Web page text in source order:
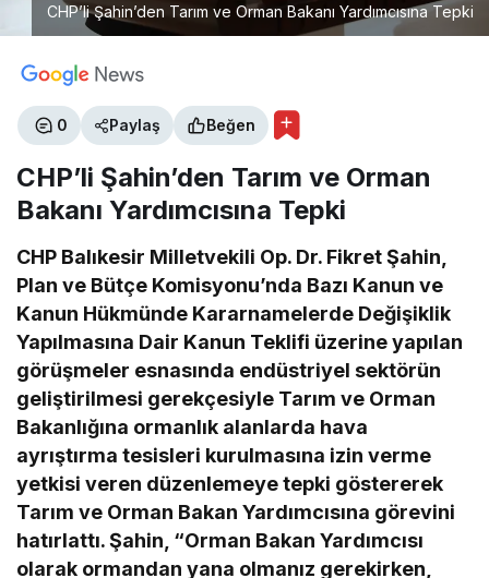
CHP’li Şahin’den Tarım ve Orman Bakanı Yardımcısına Tepki
0 Paylaş Beğen
CHP’li Şahin’den Tarım ve Orman
Bakanı Yardımcısına Tepki
CHP Balıkesir Milletvekili Op. Dr. Fikret Şahin,
Plan ve Bütçe Komisyonu’nda Bazı Kanun ve
Kanun Hükmünde Kararnamelerde Değişiklik
Yapılmasına Dair Kanun Teklifi üzerine yapılan
görüşmeler esnasında endüstriyel sektörün
geliştirilmesi gerekçesiyle Tarım ve Orman
Bakanlığına ormanlık alanlarda hava
ayrıştırma tesisleri kurulmasına izin verme
yetkisi veren düzenlemeye tepki göstererek
Tarım ve Orman Bakan Yardımcısına görevini
hatırlattı. Şahin, “Orman Bakan Yardımcısı
olarak ormandan yana olmanız gerekirken,